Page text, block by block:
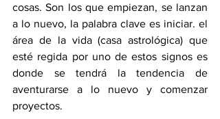
cosas. Son los que empiezan, se lanzan
a lo nuevo, la palabra clave es iniciar. el
área de la vida (casa astrológica) que
esté regida por uno de estos signos es
donde se tendrá la tendencia de
aventurarse a lo nuevo y comenzar
proyectos.